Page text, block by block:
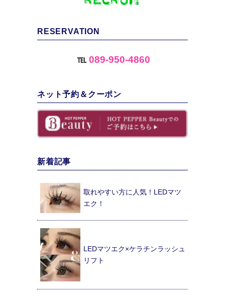
RESERVATION
℡ 089-950-4860
ネット予約＆クーポン
新着記事
取れやすい方に人気！LEDマツ
エク！
LEDマツエク×ケラチンラッシュ
リフト